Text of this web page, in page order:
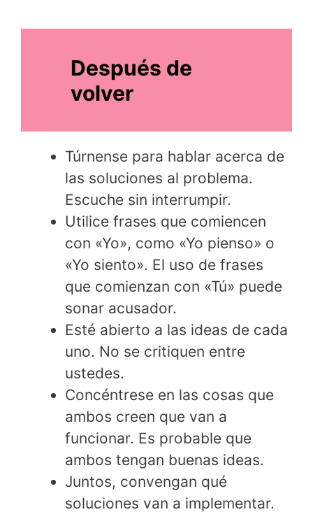
Después de
volver
Túrnense para hablar acerca de
las soluciones al problema.
Escuche sin interrumpir.
Utilice frases que comiencen
con «Yo», como «Yo pienso» o
«Yo siento». El uso de frases
que comienzan con «Tú» puede
sonar acusador.
Esté abierto a las ideas de cada
uno. No se critiquen entre
ustedes.
Concéntrese en las cosas que
ambos creen que van a
funcionar. Es probable que
ambos tengan buenas ideas.
Juntos, convengan qué
soluciones van a implementar.